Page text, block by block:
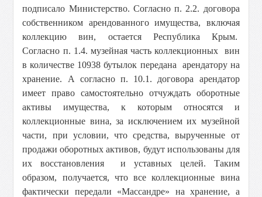
подписало Министерство. Согласно п. 2.2. договора
собственником арендованного имущества, включая
коллекцию вин, остается Республика Крым.
Согласно п. 1.4. музейная часть коллекционных вин
в количестве 10938 бутылок передана арендатору на
хранение. А согласно п. 10.1. договора арендатор
имеет право самостоятельно отчуждать оборотные
активы имущества, к которым относятся и
коллекционные вина, за исключением их музейной
части, при условии, что средства, вырученные от
продажи оборотных активов, будут использованы для
их восстановления и уставных целей. Таким
образом, получается, что все коллекционные вина
фактически передали «Массандре» на хранение, а